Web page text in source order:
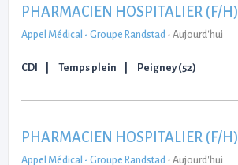
PHARMACIEN HOSPITALIER (F/H)
Appel Médical - Groupe Randstad - Aujourd'hui
CDI Temps plein Peigney (52)
PHARMACIEN HOSPITALIER (F/H)
Appel Médical - Groupe Randstad - Aujourd'hui